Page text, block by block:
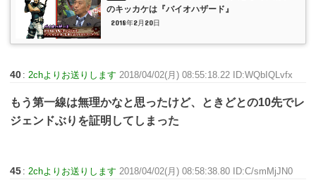
のキッカケは『バイオハザード』
2018年2月20日
40 : 2chよりお送りします 2018/04/02(月) 08:55:18.22 ID:WQbIQLvfx
もう第一線は無理かなと思ったけど、ときどとの10先でレ
ジェンドぶりを証明してしまった
45 : 2chよりお送りします 2018/04/02(月) 08:58:38.80 ID:C/smMjJN0